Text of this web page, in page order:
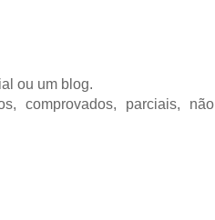
ou um blog.
comprovados, parciais, não